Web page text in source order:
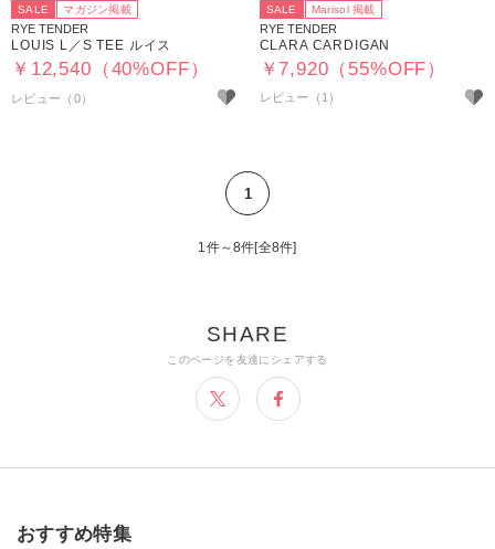
SALE マガジン掲載
RYE TENDER
LOUIS L／S TEE ルイス
￥12,540（40%OFF）
SALE Marisol 掲載
RYE TENDER
CLARA CARDIGAN
￥7,920（55%OFF）
レビュー（1）
1
1件～8件[全8件]
おすすめ特集